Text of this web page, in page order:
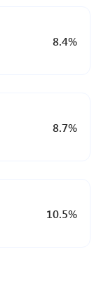
8.4%
8.7%
10.5%